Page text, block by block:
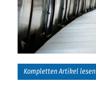
Kompletten Artikel lesen